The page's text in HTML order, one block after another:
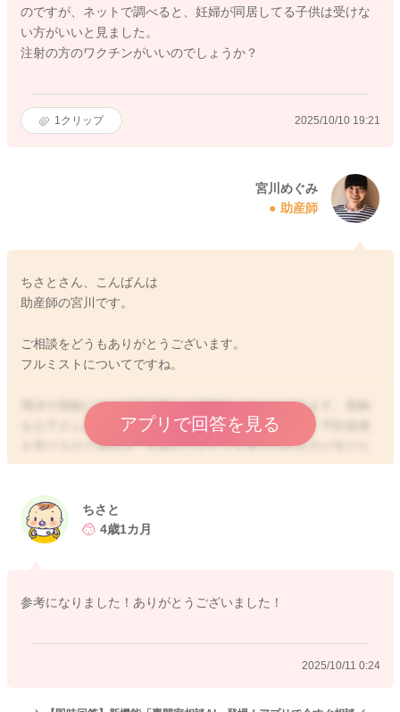
のですが、ネットで調べると、妊婦が同居してる子供は受けな
い方がいいと見ました。
注射の方のワクチンがいいのでしょうか？
1 クリップ 2025/10/10 19:21
宮川めぐみ
助産師
ちさとさん、こんばんは
助産師の宮川です。
ご相談をどうもありがとうございます。
フルミストについてですね。
飛沫や接触により水平伝播する可能性があるとされます。接触
をお子さんと控えることは、難しいと思いますので、予防接種
を受けるのであれば、注射のワクチンを受けられる方が安心な
ように思います。
どうぞよろしくお願いします。
アプリで回答を見る
ちさと
4歳1カ月
参考になりました！ありがとうございました！
2025/10/11 0:24